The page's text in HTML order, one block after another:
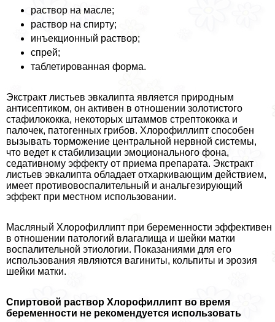
раствор на масле;
раствор на спирту;
инъекционный раствор;
спрей;
таблетированная форма.
Экстpaкт листьев эвкалипта является природным
антисептиком, он активен в отношении золотистого
стафилококка, некоторых штаммов стрептококка и
палочек, патогенных грибов. Хлорофиллипт способен
вызывать торможение центральной нервной системы,
что ведет к стабилизации эмоционального фона,
седативному эффекту от приема препарата. Экстpaкт
листьев эвкалипта обладает отхаркивающим действием,
имеет противовоспалительный и aнaльгезирующий
эффект при местном использовании.
Масляный Хлорофиллипт при беременности эффективен
в отношении патологий влагалища и шейки матки
воспалительной этиологии. Показаниями для его
использования являются вaгиниты, кольпиты и эрозия
шейки матки.
Спиртовой раствор Хлорофиллипт во время
беременности не рекомендуется использовать